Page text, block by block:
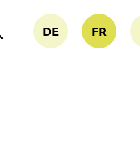
DE FR